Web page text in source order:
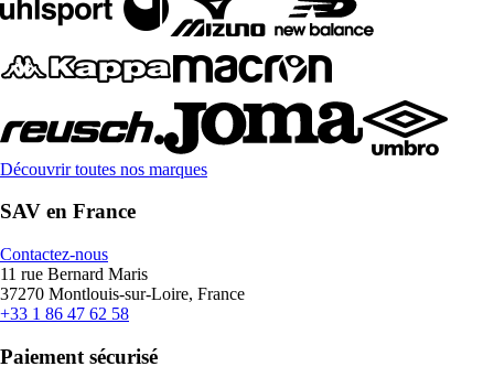
Découvrir toutes nos marques
SAV en France
Contactez-nous
11 rue Bernard Maris
37270 Montlouis-sur-Loire, France
+33 1 86 47 62 58
Paiement sécurisé